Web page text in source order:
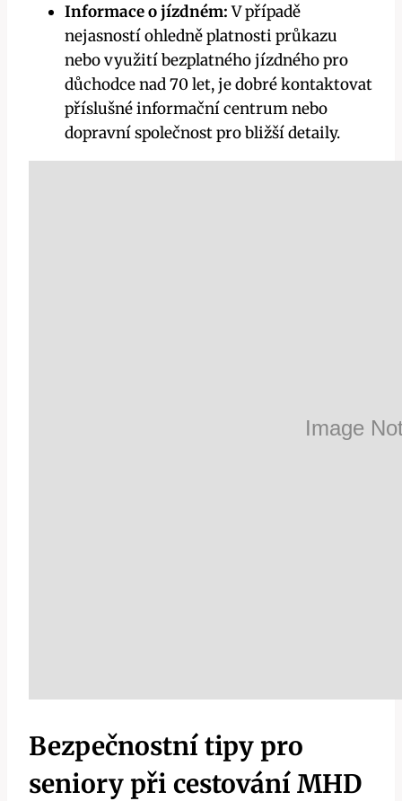
Informace o jízdném:V případě
nejasností ohledně platnosti průkazu
nebo využití bezplatného jízdného pro
důchodce nad 70 let, je dobré kontaktovat
příslušné informační centrum nebo
dopravní společnost pro bližší detaily.
Bezpečnostní tipy pro
seniory při cestování MHD